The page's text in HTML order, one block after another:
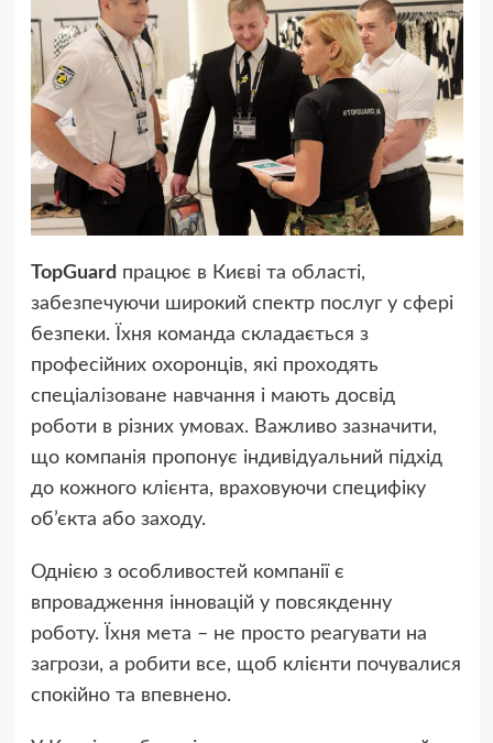
TopGuard працює в Києві та області,
забезпечуючи широкий спектр послуг у сфері
безпеки. Їхня команда складається з
професійних охоронців, які проходять
спеціалізоване навчання і мають досвід
роботи в різних умовах. Важливо зазначити,
що компанія пропонує індивідуальний підхід
до кожного клієнта, враховуючи специфіку
об’єкта або заходу.
Однією з особливостей компанії є
впровадження інновацій у повсякденну
роботу. Їхня мета – не просто реагувати на
загрози, а робити все, щоб клієнти почувалися
спокійно та впевнено.